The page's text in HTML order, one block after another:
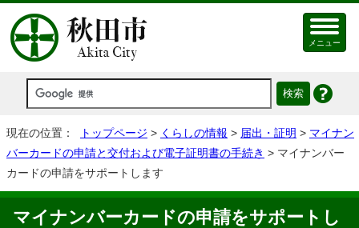
メニュー
現在の位置： トップページ > くらしの情報 > 届出・証明 > マイナン
バーカードの申請と交付および電子証明書の手続き > マイナンバー
カードの申請をサポートします
マイナンバーカードの申請をサポートし